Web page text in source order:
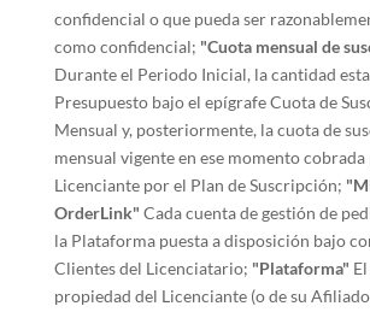
confidencial o que pueda ser
como confidencial; "Cuota mensual de
Durante el Periodo Inicial, la cantidad
Presupuesto bajo el epígrafe Cuota de
Mensual y, posteriormente, la cuota de
mensual vigente en ese momento cobrada
Licenciante por el Plan de Suscripción;
OrderLink" Cada cuenta de gestión de
la Plataforma puesta a disposición bajo
Clientes del Licenciatario; "Plataforma"
propiedad del Licenciante (o de su